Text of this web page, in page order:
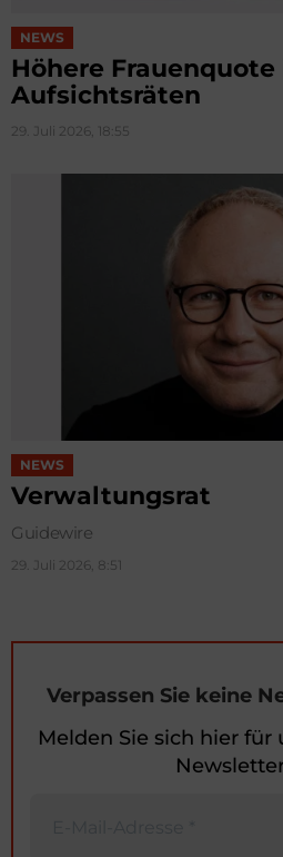
NEWS
Höhere Frauenquote
Aufsichtsräten
29. Juli 2026, 18:55
NEWS
Verwaltungsrat
Guidewire
29. Juli 2026, 8:51
Verpassen Sie keine
Melden Sie sich hier